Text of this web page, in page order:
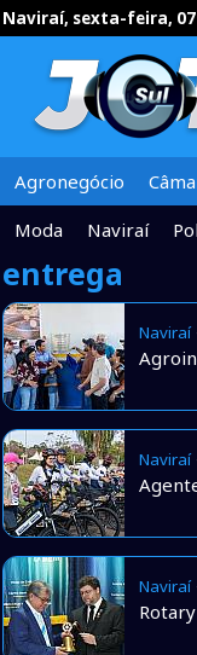
Naviraí, sexta-feira, 07
Agronegócio
Moda
Naviraí
entrega
Naviraí
Naviraí
Naviraí